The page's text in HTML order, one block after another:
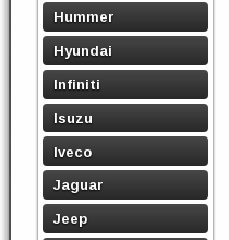
Hummer
Hyundai
Infiniti
Isuzu
Iveco
Jaguar
Jeep